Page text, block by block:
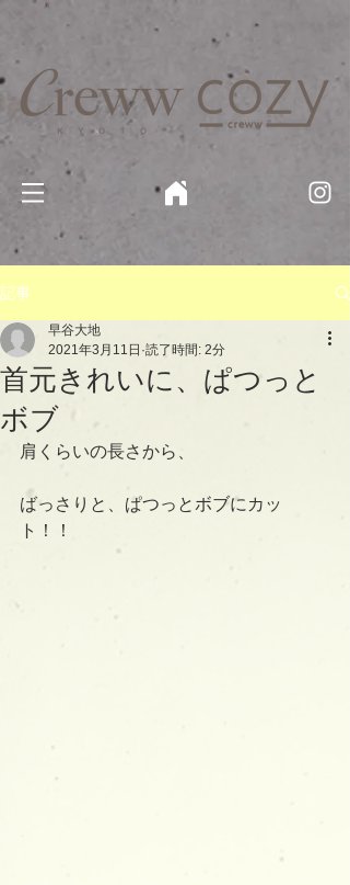
京都・四条 烏丸の美容室・美容院【Creww KYOTO (クルー)】【cozy creww(コージークルー)】 京都市 ヘ
記事
首元きれいに、ぱつっと
ボブ
早谷大地
2021年3月11日 読了時間: 2分
肩くらいの長さから、
ばっさりと、ぱつっとボブにカッ
ト！！